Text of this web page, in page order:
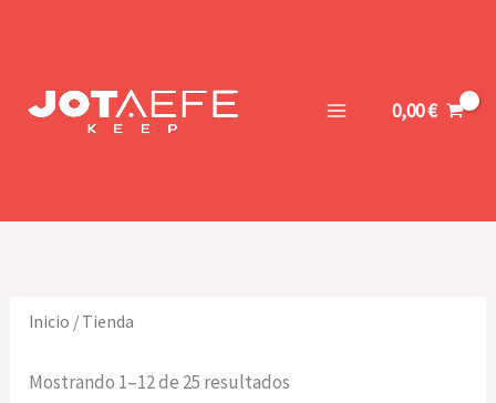
0,00€
Inicio / Tienda
Mostrando 1–12 de 25 resultados